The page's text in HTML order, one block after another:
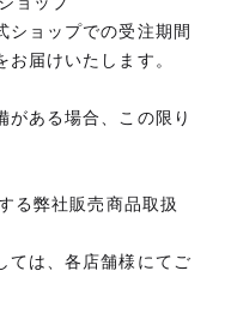
ショップでの受注期間
届けいたします。
ある場合、この限り
る弊社販売商品取扱
ては、各店舗様にてご